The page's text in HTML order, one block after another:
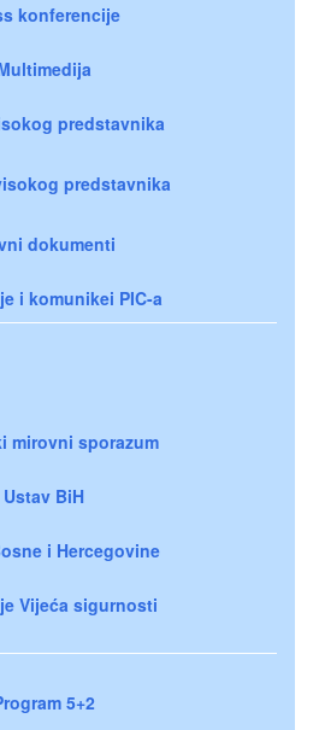
konferencije
predstavnika
predstavnika
dokumenti
i komunikei PIC-a
mirovni sporazum
Ustav BiH
i Hercegovine
Vijeća sigurnosti
5+2